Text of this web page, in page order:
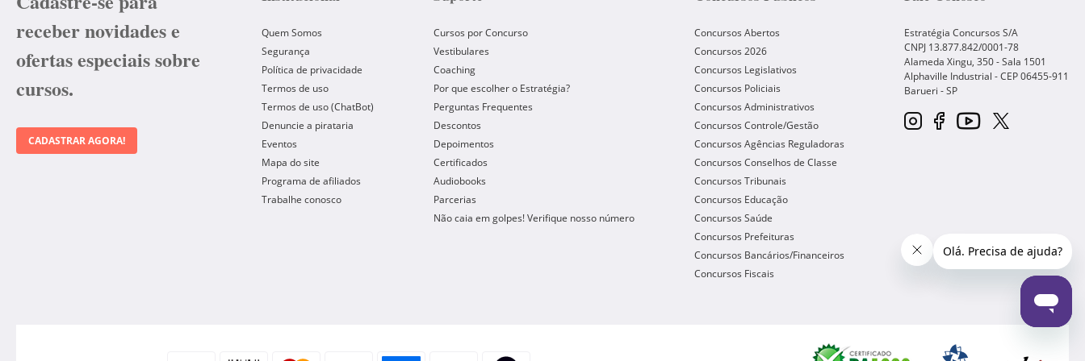
receber novidades e
ofertas especiais sobre
cursos.
CADASTRAR AGORA!
Quem Somos
Segurança
Política de privacidade
Termos de uso
Termos de uso (ChatBot)
Denuncie a pirataria
Eventos
Mapa do site
Programa de afiliados
Trabalhe conosco
Cursos por Concurso
Vestibulares
Coaching
Por que escolher o Estratégia?
Perguntas Frequentes
Descontos
Depoimentos
Certificados
Audiobooks
Parcerias
Não caia em golpes! Verifique nosso número
Concursos Abertos
Concursos 2026
Concursos Legislativos
Concursos Policiais
Concursos Administrativos
Concursos Controle/Gestão
Concursos Agências Reguladoras
Concursos Conselhos de Classe
Concursos Tribunais
Concursos Educação
Concursos Saúde
Concursos Prefeituras
Concursos Bancários/Financeiros
Concursos Fiscais
Estratégia Concursos S/A
CNPJ 13.877.842/0001-78
Alameda Xingu, 350 - Sala 1501
Alphaville Industrial - CEP06455-911
Barueri -SP